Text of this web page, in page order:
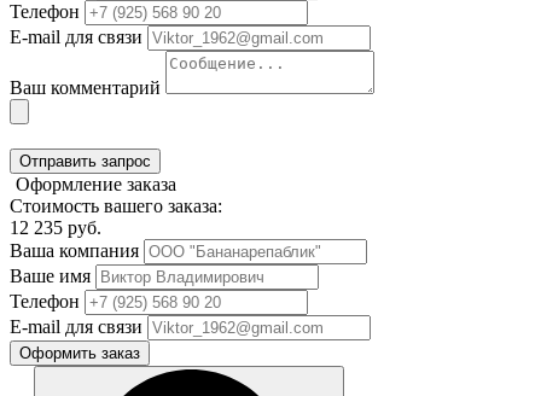
Телефон
E-mail для связи
Ваш комментарий
Отправить запрос
Оформление заказа
Стоимость вашего заказа:
12 235 руб.
Ваша компания
Ваше имя
Телефон
E-mail для связи
Оформить заказ